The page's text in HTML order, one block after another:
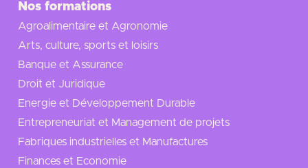
Nos formations
Agroalimentaire et Agronomie
Arts, culture, sports et loisirs
Banque et Assurance
Droit et Juridique
Energie et Développement Durable
Entrepreneuriat et Management de projets
Fabriques industrielles et Manufactures
Finances et Economie